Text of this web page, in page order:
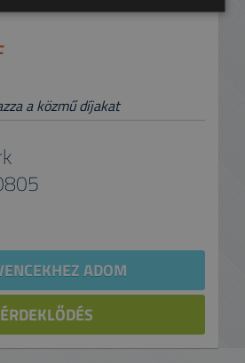
a közmű díjakat
ADOM
ÉRDEKLŐDÉS